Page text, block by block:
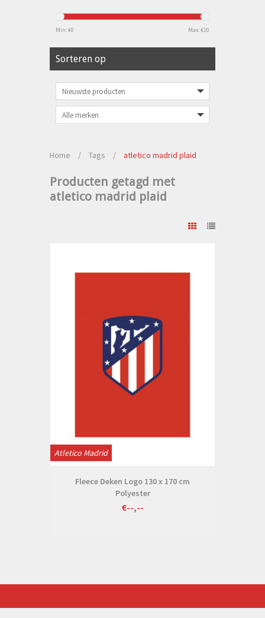
Min: €0 Max: €10
Sorteren op
Home / Tags / atletico madrid plaid
Producten getagd met
atletico madrid plaid
Atletico Madrid
Fleece Deken Logo 130 x 170 cm
Polyester
€--,--